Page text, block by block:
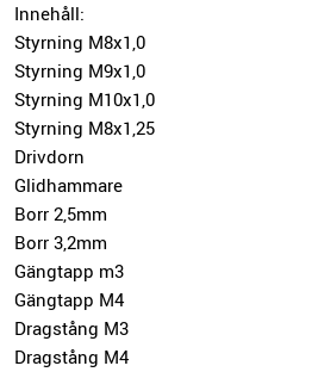
Innehåll:
Styrning M8x1,0
Styrning M9x1,0
Styrning M10x1,0
Styrning M8x1,25
Drivdorn
Glidhammare
Borr 2,5mm
Borr 3,2mm
Gängtapp m3
Gängtapp M4
Dragstång M3
Dragstång M4